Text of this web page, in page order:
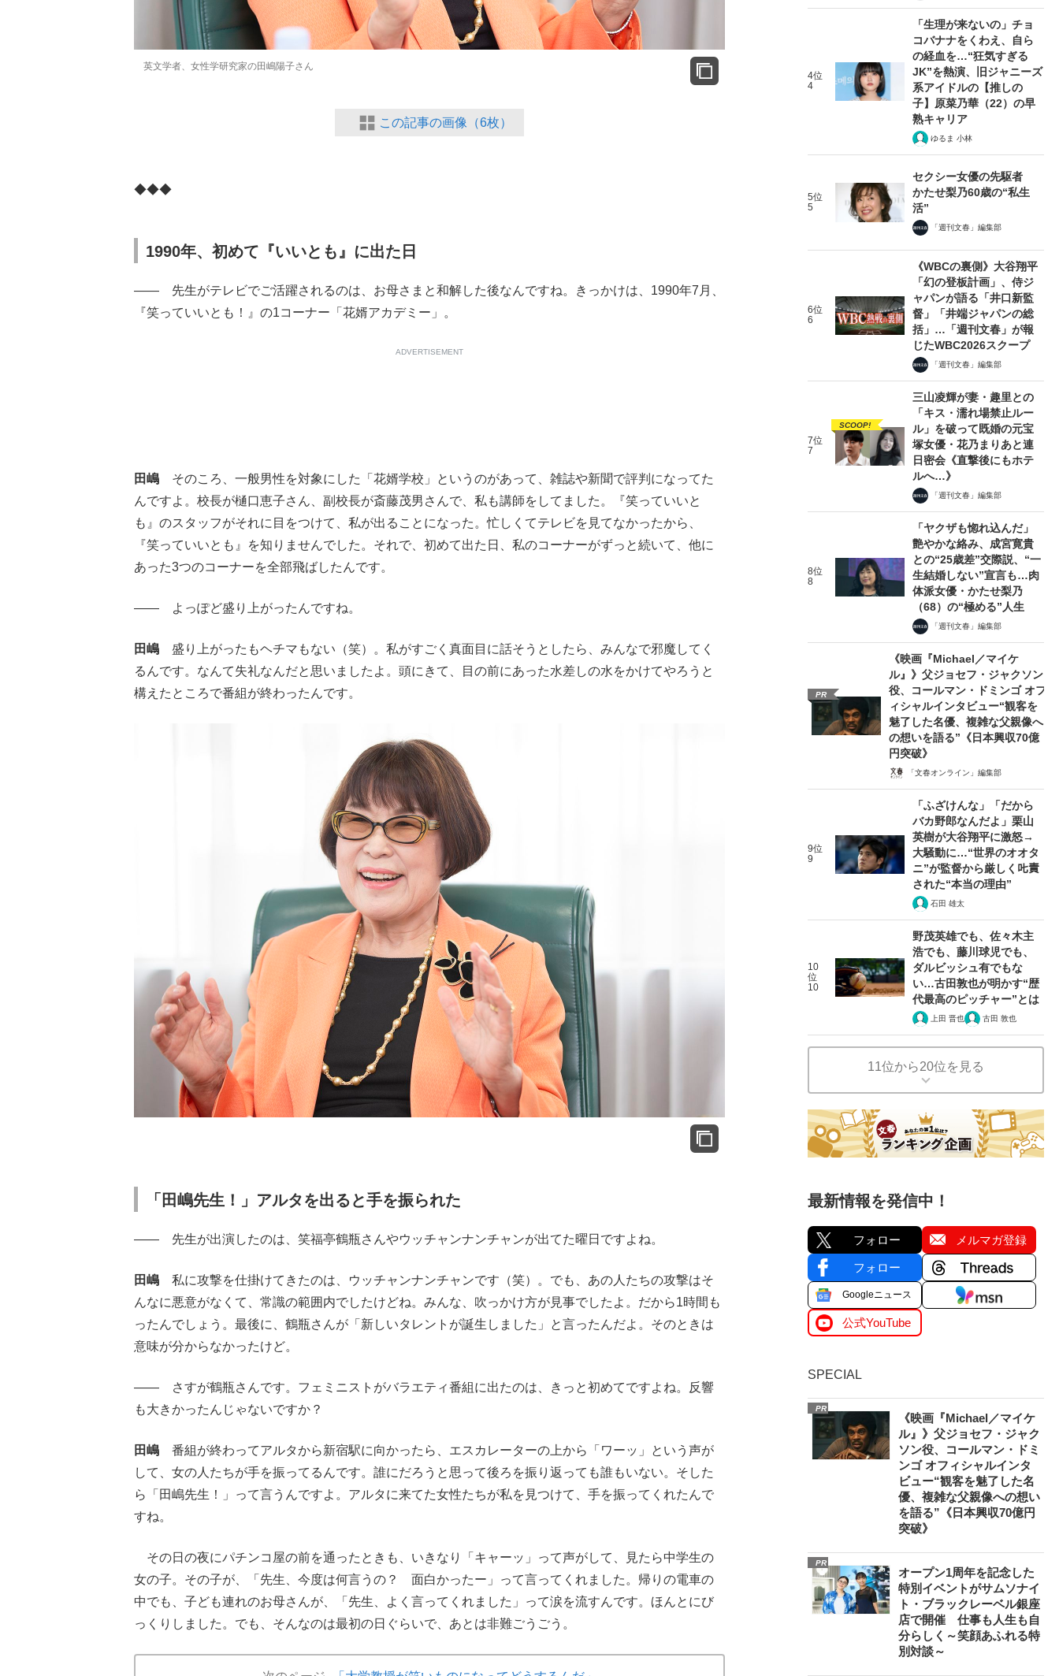
英文学者、女性学研究家の田嶋陽子さん
この記事の画像（6枚）
◆◆◆
1990年、初めて『いいとも』に出た日
―― 先生がテレビでご活躍されるのは、お母さまと和解した後なんですね。きっかけは、1990年7月、
『笑っていいとも！』の1コーナー「花婿アカデミー」。
ADVERTISEMENT
田嶋 そのころ、一般男性を対象にした「花婿学校」というのがあって、雑誌や新聞で評判になってた
んですよ。校長が樋口恵子さん、副校長が斎藤茂男さんで、私も講師をしてました。『笑っていいと
も』のスタッフがそれに目をつけて、私が出ることになった。忙しくてテレビを見てなかったから、
『笑っていいとも』を知りませんでした。それで、初めて出た日、私のコーナーがずっと続いて、他に
あった3つのコーナーを全部飛ばしたんです。
―― よっぽど盛り上がったんですね。
田嶋 盛り上がったもヘチマもない（笑）。私がすごく真面目に話そうとしたら、みんなで邪魔してく
るんです。なんて失礼なんだと思いましたよ。頭にきて、目の前にあった水差しの水をかけてやろうと
構えたところで番組が終わったんです。
「田嶋先生！」アルタを出ると手を振られた
―― 先生が出演したのは、笑福亭鶴瓶さんやウッチャンナンチャンが出てた曜日ですよね。
田嶋 私に攻撃を仕掛けてきたのは、ウッチャンナンチャンです（笑）。でも、あの人たちの攻撃はそ
んなに悪意がなくて、常識の範囲内でしたけどね。みんな、吹っかけ方が見事でしたよ。だから1時間も
ったんでしょう。最後に、鶴瓶さんが「新しいタレントが誕生しました」と言ったんだよ。そのときは
意味が分からなかったけど。
―― さすが鶴瓶さんです。フェミニストがバラエティ番組に出たのは、きっと初めてですよね。反響
も大きかったんじゃないですか？
田嶋 番組が終わってアルタから新宿駅に向かったら、エスカレーターの上から「ワーッ」という声が
して、女の人たちが手を振ってるんです。誰にだろうと思って後ろを振り返っても誰もいない。そした
ら「田嶋先生！」って言うんですよ。アルタに来てた女性たちが私を見つけて、手を振ってくれたんで
すね。
その日の夜にパチンコ屋の前を通ったときも、いきなり「キャーッ」って声がして、見たら中学生の
女の子。その子が、「先生、今度は何言うの？ 面白かったー」って言ってくれました。帰りの電車の
中でも、子ども連れのお母さんが、「先生、よく言ってくれました」って涙を流すんです。ほんとにび
っくりしました。でも、そんなのは最初の日ぐらいで、あとは非難ごうごう。
4位
4
「生理が来ないの」チョ
コバナナをくわえ、自ら
の経血を…“狂気すぎる
JK”を熱演、旧ジャニーズ
系アイドルの【推しの
子】原菜乃華（22）の早
熟キャリア
ゆるま 小林
5位
5
セクシー女優の先駆者
かたせ梨乃60歳の“私生
活”
「週刊文春」編集部
6位
6
《WBCの裏側》大谷翔平
「幻の登板計画」、侍ジ
ャパンが語る「井口新監
督」「井端ジャパンの総
括」…「週刊文春」が報
じたWBC2026スクープ
「週刊文春」編集部
7位
7
SCOOP!
三山凌輝が妻・趣里との
「キス・濡れ場禁止ルー
ル」を破って既婚の元宝
塚女優・花乃まりあと連
日密会《直撃後にもホテ
ルへ…》
「週刊文春」編集部
8位
8
「ヤクザも惚れ込んだ」
艶やかな絡み、成宮寛貴
との“25歳差”交際説、“一
生結婚しない”宣言も…肉
体派女優・かたせ梨乃
（68）の“極める”人生
「週刊文春」編集部
PR
《映画『Michael／マイケ
ル』》父ジョセフ・ジャクソン
役、コールマン・ドミンゴ オフ
ィシャルインタビュー“観客を
魅了した名優、複雑な父親像へ
の想いを語る”《日本興収70億
円突破》
「文春オンライン」編集部
9位
9
「ふざけんな」「だから
バカ野郎なんだよ」栗山
英樹が大谷翔平に激怒→
大騒動に…“世界のオオタ
ニ”が監督から厳しく𠮟責
された“本当の理由”
石田 雄太
10
位
10
野茂英雄でも、佐々木主
浩でも、藤川球児でも、
ダルビッシュ有でもな
い…古田敦也が明かす“歴
代最高のピッチャー”とは
上田 晋也 古田 敦也
11位から20位を見る
最新情報を発信中！
フォロー メルマガ登録
フォロー
Googleニュース
公式YouTube
SPECIAL
PR
《映画『Michael／マイケ
ル』》父ジョセフ・ジャク
ソン役、コールマン・ドミ
ンゴ オフィシャルインタ
ビュー“観客を魅了した名
優、複雑な父親像への想い
を語る”《日本興収70億円
突破》
PR
オープン1周年を記念した
特別イベントがサムソナイ
ト・ブラックレーベル銀座
店で開催 仕事も人生も自
分らしく～笑顔あふれる特
別対談～